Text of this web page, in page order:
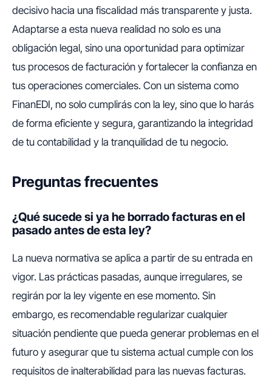
decisivo hacia una fiscalidad más transparente y justa.
Adaptarse a esta nueva realidad no solo es una
obligación legal, sino una oportunidad para optimizar
tus procesos de facturación y fortalecer la confianza en
tus operaciones comerciales. Con un sistema como
FinanEDI, no solo cumplirás con la ley, sino que lo harás
de forma eficiente y segura, garantizando la integridad
de tu contabilidad y la tranquilidad de tu negocio.
Preguntas frecuentes
¿Qué sucede si ya he borrado facturas en el
pasado antes de esta ley?
La nueva normativa se aplica a partir de su entrada en
vigor. Las prácticas pasadas, aunque irregulares, se
regirán por la ley vigente en ese momento. Sin
embargo, es recomendable regularizar cualquier
situación pendiente que pueda generar problemas en el
futuro y asegurar que tu sistema actual cumple con los
requisitos de inalterabilidad para las nuevas facturas.